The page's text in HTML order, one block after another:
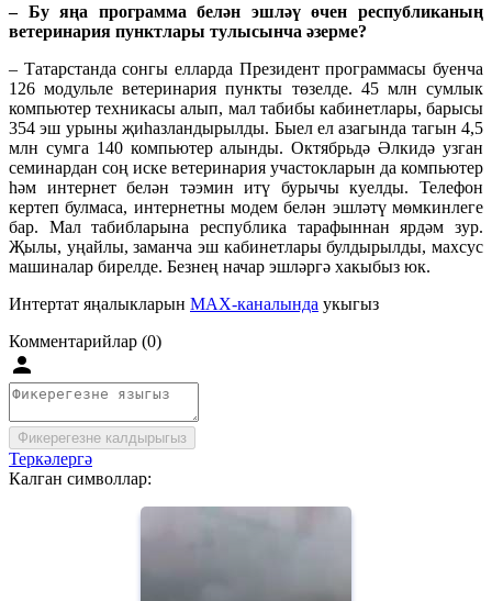
– Бу яңа программа белән эшләү өчен республиканың
ветеринария пунктлары тулысынча әзерме?
– Татарстанда сонгы елларда Президент программасы буенча
126 модульле ветеринария пункты төзелде. 45 млн сумлык
компьютер техникасы алып, мал табибы кабинетлары, барысы
354 эш урыны җиһазландырылды. Быел ел азагында тагын 4,5
млн сумга 140 компьютер алынды. Октябрьдә Әлкидә узган
семинардан соң иске ветеринария участокларын да компьютер
һәм интернет белән тәэмин итү бурычы куелды. Телефон
кертеп булмаса, интернетны модем белән эшләтү мөмкинлеге
бар. Мал табибларына республика тарафыннан ярдәм зур.
Җылы, уңайлы, заманча эш кабинетлары булдырылды, махсус
машиналар бирелде. Безнең начар эшләргә хакыбыз юк.
Интертат яңалыкларын MAX-каналында укыгыз
Комментарийлар (0)
Фикерегезне калдырыгыз
Теркәлергә
Калган символлар: